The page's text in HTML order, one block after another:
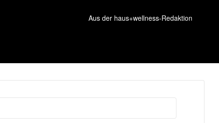
Aus der haus+wellness-Redaktion